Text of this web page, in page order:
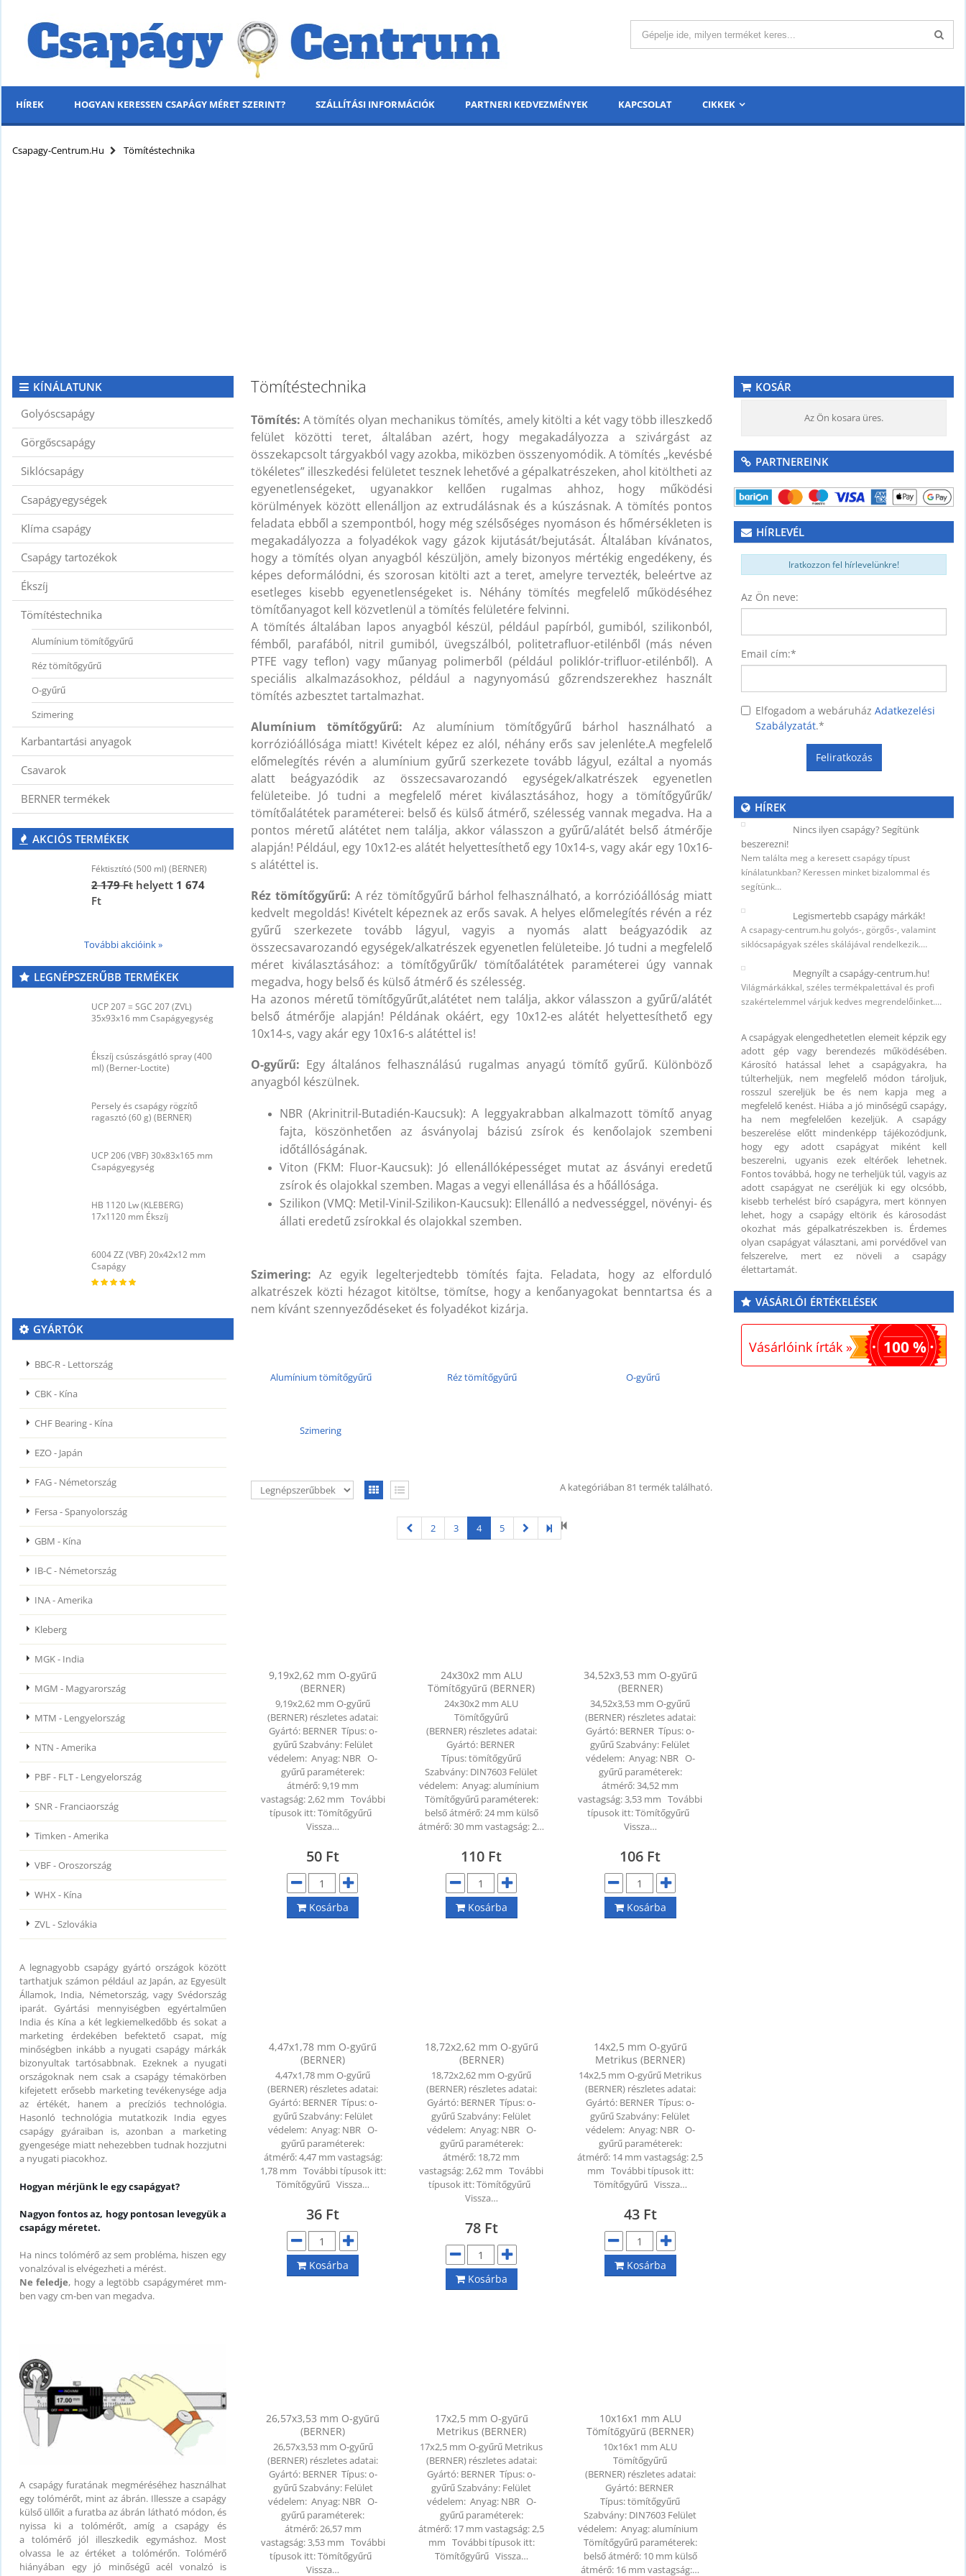
HÍREK HOGYAN KERESSEN CSAPÁGY MÉRET SZERINT? SZÁLLÍTÁSI INFORMÁCIÓK PARTNERI KEDVEZMÉNYEK KAPCSOLAT CIKKEK
MENÜ
Csapagy-Centrum.hu Tömítéstechnika
Tömítéstechnika
Tömítés: A tömítés olyan mechanikus tömítés, amely kitölti a két vagy több illeszkedő
felület közötti teret, általában azért, hogy megakadályozza a szivárgást az
összekapcsolt tárgyakból vagy azokba, miközben összenyomódik. A tömítés „kevésbé
tökéletes” illeszkedési felületet tesznek lehetővé a gépalkatrészeken, ahol kitöltheti az
egyenetlenségeket, ugyanakkor kellően rugalmas ahhoz, hogy működési
körülmények között ellenálljon az extrudálásnak és a kúszásnak. A tömítés pontos
feladata ebből a szempontból, hogy még szélsőséges nyomáson és hőmérsékleten is
megakadályozza a folyadékok vagy gázok kijutását/bejutását. Általában kívánatos,
hogy a tömítés olyan anyagból készüljön, amely bizonyos mértékig engedékeny, és
képes deformálódni, és szorosan kitölti azt a teret, amelyre tervezték, beleértve az
esetleges kisebb egyenetlenségeket is. Néhány tömítés megfelelő működéséhez
tömítőanyagot kell közvetlenül a tömítés felületére felvinni.
A tömítés általában lapos anyagból készül, például papírból, gumiból, szilikonból,
fémből, parafából, nitril gumiból, üvegszálból, politetrafluor-etilénből (más néven
PTFE vagy teflon) vagy műanyag polimerből (például poliklór-trifluor-etilénből). A
speciális alkalmazásokhoz, például a nagynyomású gőzrendszerekhez használt
tömítés azbesztet tartalmazhat.
Alumínium tömítőgyűrű: Az alumínium tömítőgyűrű bárhol használható a
korrózióállósága miatt! Kivételt képez ez alól, néhány erős sav jelenléte.A megfelelő
előmelegítés révén a alumínium gyűrű szerkezete tovább lágyul, ezáltal a nyomás
alatt beágyazódik az összecsavarozandó egységek/alkatrészek egyenetlen
felületeibe. Jó tudni a megfelelő méret kiválasztásához, hogy a tömítőgyűrűk/
tömítőalátétek paraméterei: belső és külső átmérő, szélesség vannak megadva. Ha a
pontos méretű alátétet nem találja, akkor válasszon a gyűrű/alátét belső átmérője
alapján! Például, egy 10x12-es alátét helyettesíthető egy 10x14-s, vagy akár egy 10x16-
s alátéttel is.
Réz tömítőgyűrű: A réz tömítőgyűrű bárhol felhasználható, a korrózióállóság miatt
kedvelt megoldás! Kivételt képeznek az erős savak. A helyes előmelegítés révén a réz
gyűrű szerkezete tovább lágyul, vagyis a nyomás alatt beágyazódik az
összecsavarozandó egységek/alkatrészek egyenetlen felületeibe. Jó tudni a megfelelő
méret kiválasztásához: a tömítőgyűrűk/ tömítőalátétek paraméterei úgy vannak
megadva, hogy belső és külső átmérő és szélesség.
Ha azonos méretű tömítőgyűrűt,alátétet nem találja, akkor válasszon a gyűrű/alátét
belső átmérője alapján! Példának okáért, egy 10x12-es alátét helyettesíthető egy
10x14-s, vagy akár egy 10x16-s alátéttel is!
O-gyűrű: Egy általános felhasználású rugalmas anyagú tömítő gyűrű. Különböző
anyagból készülnek.
NBR (Akrinitril-Butadién-Kaucsuk): A leggyakrabban alkalmazott tömítő anyag
fajta, köszönhetően az ásványolaj bázisú zsírok és kenőolajok szembeni
időtállóságának.
Viton (FKM: Fluor-Kaucsuk): Jó ellenállóképességet mutat az ásványi eredetű
zsírok és olajokkal szemben. Magas a vegyi ellenállása és a hőállósága.
Szilikon (VMQ: Metil-Vinil-Szilikon-Kaucsuk): Ellenálló a nedvességgel, növényi- és
állati eredetű zsírokkal és olajokkal szemben.
Szimering: Az egyik legelterjedtebb tömítés fajta. Feladata, hogy az elforduló
alkatrészek közti hézagot kitöltse, tömítse, hogy a kenőanyagokat benntartsa és a
nem kívánt szennyeződéseket és folyadékot kizárja.
Alumínium tömítőgyűrű Réz tömítőgyűrű O-gyűrű
Szimering
A kategóriában 81 termék található.
2 3 4 5
9,19x2,62 mm O-gyűrű
(BERNER)
9,19x2,62 mm O-gyűrű
(BERNER) részletes adatai:
Gyártó: BERNER Típus: o-
gyűrű Szabvány: Felület
védelem: Anyag: NBR O-
gyűrű paraméterek:
átmérő: 9,19 mm
vastagság: 2,62 mm További
típusok itt: Tömítőgyűrű
Vissza…
50 Ft
Kosárba
24x30x2 mm ALU
Tömítőgyűrű (BERNER)
24x30x2 mm ALU
Tömítőgyűrű
(BERNER) részletes adatai:
Gyártó: BERNER
Típus: tömítőgyűrű
Szabvány: DIN7603 Felület
védelem: Anyag: alumínium
Tömítőgyűrű paraméterek:
belső átmérő: 24 mm külső
átmérő: 30 mm vastagság: 2…
110 Ft
Kosárba
34,52x3,53 mm O-gyűrű
(BERNER)
34,52x3,53 mm O-gyűrű
(BERNER) részletes adatai:
Gyártó: BERNER Típus: o-
gyűrű Szabvány: Felület
védelem: Anyag: NBR O-
gyűrű paraméterek:
átmérő: 34,52 mm
vastagság: 3,53 mm További
típusok itt: Tömítőgyűrű
Vissza…
106 Ft
Kosárba
4,47x1,78 mm O-gyűrű
(BERNER)
4,47x1,78 mm O-gyűrű
(BERNER) részletes adatai:
Gyártó: BERNER Típus: o-
gyűrű Szabvány: Felület
védelem: Anyag: NBR O-
gyűrű paraméterek:
átmérő: 4,47 mm vastagság:
1,78 mm További típusok itt:
Tömítőgyűrű Vissza…
36 Ft
Kosárba
18,72x2,62 mm O-gyűrű
(BERNER)
18,72x2,62 mm O-gyűrű
(BERNER) részletes adatai:
Gyártó: BERNER Típus: o-
gyűrű Szabvány: Felület
védelem: Anyag: NBR O-
gyűrű paraméterek:
átmérő: 18,72 mm
vastagság: 2,62 mm További
típusok itt: Tömítőgyűrű
Vissza…
78 Ft
Kosárba
14x2,5 mm O-gyűrű
Metrikus (BERNER)
14x2,5 mm O-gyűrű Metrikus
(BERNER) részletes adatai:
Gyártó: BERNER Típus: o-
gyűrű Szabvány: Felület
védelem: Anyag: NBR O-
gyűrű paraméterek:
átmérő: 14 mm vastagság: 2,5
mm További típusok itt:
Tömítőgyűrű Vissza…
43 Ft
Kosárba
26,57x3,53 mm O-gyűrű
(BERNER)
26,57x3,53 mm O-gyűrű
(BERNER) részletes adatai:
Gyártó: BERNER Típus: o-
gyűrű Szabvány: Felület
védelem: Anyag: NBR O-
gyűrű paraméterek:
átmérő: 26,57 mm
vastagság: 3,53 mm További
típusok itt: Tömítőgyűrű
Vissza…
17x2,5 mm O-gyűrű
Metrikus (BERNER)
17x2,5 mm O-gyűrű Metrikus
(BERNER) részletes adatai:
Gyártó: BERNER Típus: o-
gyűrű Szabvány: Felület
védelem: Anyag: NBR O-
gyűrű paraméterek:
átmérő: 17 mm vastagság: 2,5
mm További típusok itt:
Tömítőgyűrű Vissza…
10x16x1 mm ALU
Tömítőgyűrű (BERNER)
10x16x1 mm ALU
Tömítőgyűrű
(BERNER) részletes adatai:
Gyártó: BERNER
Típus: tömítőgyűrű
Szabvány: DIN7603 Felület
védelem: Anyag: alumínium
Tömítőgyűrű paraméterek:
belső átmérő: 10 mm külső
átmérő: 16 mm vastagság:…
KOSÁR
Az Ön kosara üres.
PARTNEREINK
HÍRLEVÉL
Iratkozzon fel hírlevelünkre!
Az Ön neve:
Email cím:*
Elfogadom a webáruház Adatkezelési
Szabályzatát.*
Feliratkozás
HÍREK
Nincs ilyen csapágy? Segítünk
beszerezni!
Nem találta meg a keresett csapágy típust
kínálatunkban? Keressen minket bizalommal és
segítünk…
Legismertebb csapágy márkák!
A csapagy-centrum.hu golyós-, görgős-, valamint
siklócsapágyak széles skálájával rendelkezik.…
Megnyílt a csapágy-centrum.hu!
Világmárkákkal, széles termékpalettával és profi
szakértelemmel várjuk kedves megrendelőinket.…
A csapágyak elengedhetetlen elemeit képzik egy
adott gép vagy berendezés működésében.
Károsító hatással lehet a csapágyakra, ha
túlterheljük, nem megfelelő módon tároljuk,
rosszul szereljük be és nem kapja meg a
megfelelő kenést. Hiába a jó minőségű csapágy,
ha nem megfelelően kezeljük. A csapágy
beszerelése előtt mindenképp tájékozódjunk,
hogy egy adott csapágyat miként kell
beszerelni, ugyanis ezek eltérőek lehetnek.
Fontos továbbá, hogy ne terheljük túl, vagyis az
adott csapágyat ne cseréljük ki egy olcsóbb,
kisebb terhelést bíró csapágyra, mert könnyen
lehet, hogy a csapágy eltörik és károsodást
okozhat más gépalkatrészekben is. Érdemes
olyan csapágyat választani, ami porvédővel van
felszerelve, mert ez növeli a csapágy
élettartamát.
VÁSÁRLÓI ÉRTÉKELÉSEK
Vásárlóink írták » 100 %
KÍNÁLATUNK
Golyóscsapágy
Görgőscsapágy
Siklócsapágy
Csapágyegységek
Klíma csapágy
Csapágy tartozékok
Ékszíj
Tömítéstechnika
Alumínium tömítőgyűrű
Réz tömítőgyűrű
O-gyűrű
Szimering
Karbantartási anyagok
Csavarok
BERNER termékek
AKCIÓS TERMÉKEK
Féktisztító (500 ml) (BERNER)
2 179 Ft helyett 1 674
Ft
Féktisztító (500 ml) (BERNER)
Ft
Ft
További akcióink »
LEGNÉPSZERŰBB TERMÉKEK
UCP 207 = SGC 207 (ZVL)
35x93x16 mm Csapágyegység
Ékszíj csúszásgátló spray (400
ml) (Berner-Loctite)
Persely és csapágy rögzítő
ragasztó (60 g) (BERNER)
UCP 206 (VBF) 30x83x165 mm
Csapágyegység
HB 1120 Lw (KLEBERG)
17x1120 mm Ékszíj
6004 ZZ (VBF) 20x42x12 mm
Csapágy
UCP 207 = SGC 207 (ZVL)
35x93x16 mm Csapágyegység
ml) (Berner-Loctite)
Persely és csapágy rögzítő
ragasztó (60 g) (BERNER)
UCP 206 (VBF) 30x83x165 mm
Csapágyegység
HB 1120 Lw (KLEBERG)
17x1120 mm Ékszíj
UCP 207 = SGC 207 (ZVL)
35x93x16 mm Csapágyegység
ml) (Berner-Loctite)
Persely és csapágy rögzítő
ragasztó (60 g) (BERNER)
Csapágyegység
HB 1120 Lw (KLEBERG)
GYÁRTÓK
BBC-R - Lettország
CBK - Kína
CHF Bearing - Kína
EZO - Japán
FAG - Németország
Fersa - Spanyolország
GBM - Kína
IB-C - Németország
INA - Amerika
Kleberg
MGK - India
MGM - Magyarország
MTM - Lengyelország
NTN - Amerika
PBF - FLT - Lengyelország
SNR - Franciaország
Timken - Amerika
VBF - Oroszország
WHX - Kína
ZVL - Szlovákia
A legnagyobb csapágy gyártó országok között
tarthatjuk számon például az Japán, az Egyesült
Államok, India, Németország, vagy Svédország
iparát. Gyártási mennyiségben egyértalműen
India és Kína a két legkiemelkedőbb és sokat a
marketing érdekében befektető csapat, míg
minőségben inkább a nyugati csapágy márkák
bizonyultak tartósabbnak. Ezeknek a nyugati
országoknak nem csak a csapágy témakörben
kifejetett erősebb marketing tevékenysége adja
az értékét, hanem a precíziós technológia.
Hasonló technológia mutatkozik India egyes
csapágy gyáraiban is, azonban a marketing
gyengesége miatt nehezebben tudnak hozzjutni
a nyugati piacokhoz.
Hogyan mérjünk le egy csapágyat?
Nagyon fontos az, hogy pontosan levegyük a
csapágy méretet.
Ha nincs tolómérő az sem probléma, hiszen egy
vonalzóval is elvégezheti a mérést.
Ne feledje, hogy a legtöbb csapágyméret mm-
ben vagy cm-ben van megadva.
A csapágy furatának megméréséhez használhat
egy tolómérőt, mint az ábrán. Illessze a csapágy
külső üllőit a furatba az ábrán látható módon, és
nyissa ki a tolómérőt, amíg a csapágy és
a tolómérő jól illeszkedik egymáshoz. Most
olvassa le az értéket a tolómérőn. Tolómérő
hiányában egy jó minőségű acél vonalzó is